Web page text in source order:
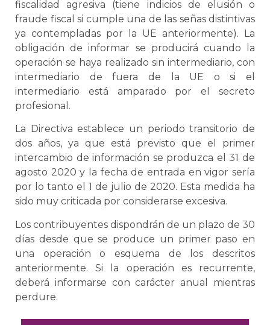
fiscalidad agresiva (tiene indicios de elusión o
fraude fiscal si cumple una de las señas distintivas
ya contempladas por la UE anteriormente). La
obligación de informar se producirá cuando la
operación se haya realizado sin intermediario, con
intermediario de fuera de la UE o si el
intermediario está amparado por el secreto
profesional.
La Directiva establece un periodo transitorio de
dos años, ya que está previsto que el primer
intercambio de información se produzca el 31 de
agosto 2020 y la fecha de entrada en vigor sería
por lo tanto el 1 de julio de 2020. Esta medida ha
sido muy criticada por considerarse excesiva.
Los contribuyentes dispondrán de un plazo de 30
días desde que se produce un primer paso en
una operación o esquema de los descritos
anteriormente. Si la operación es recurrente,
deberá informarse con carácter anual mientras
perdure.